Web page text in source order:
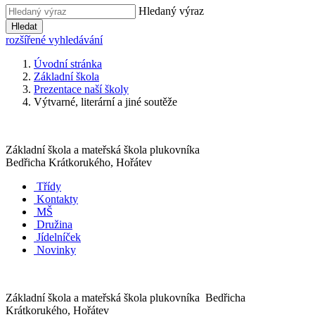
Hledaný výraz
Hledat
rozšířené vyhledávání
Úvodní stránka
Základní škola
Prezentace naší školy
Výtvarné, literární a jiné soutěže
Základní škola a mateřská škola plukovníka
Bedřicha Krátkorukého, Hořátev
Třídy
Kontakty
MŠ
Družina
Jídelníček
Novinky
Základní škola a mateřská škola plukovníka Bedřicha
Krátkorukého, Hořátev